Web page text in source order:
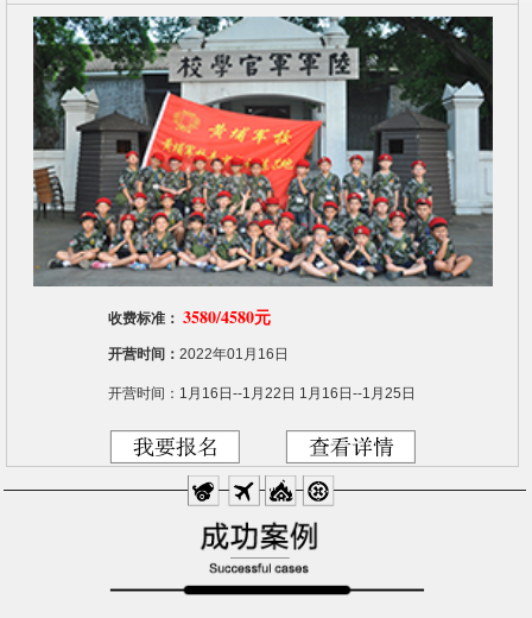
收费标准： 3580/4580元
开营时间：2022年01月16日
开营时间：1月16日--1月22日 1月16日--1月25日